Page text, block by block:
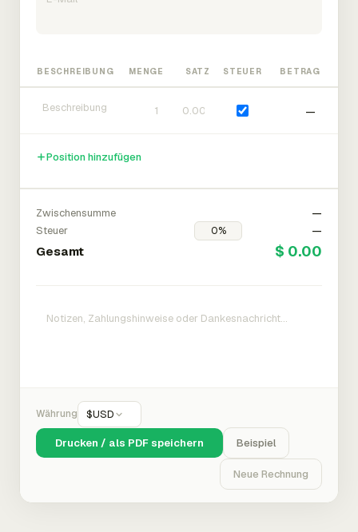
BESCHREIBUNG MENGE SATZ STEUER BETRAG
—
Position hinzufügen
Zwischensumme
—
Steuer
—
Gesamt $ 0.00
Währung $USD
Drucken / als PDF speichern Beispiel
Neue Rechnung